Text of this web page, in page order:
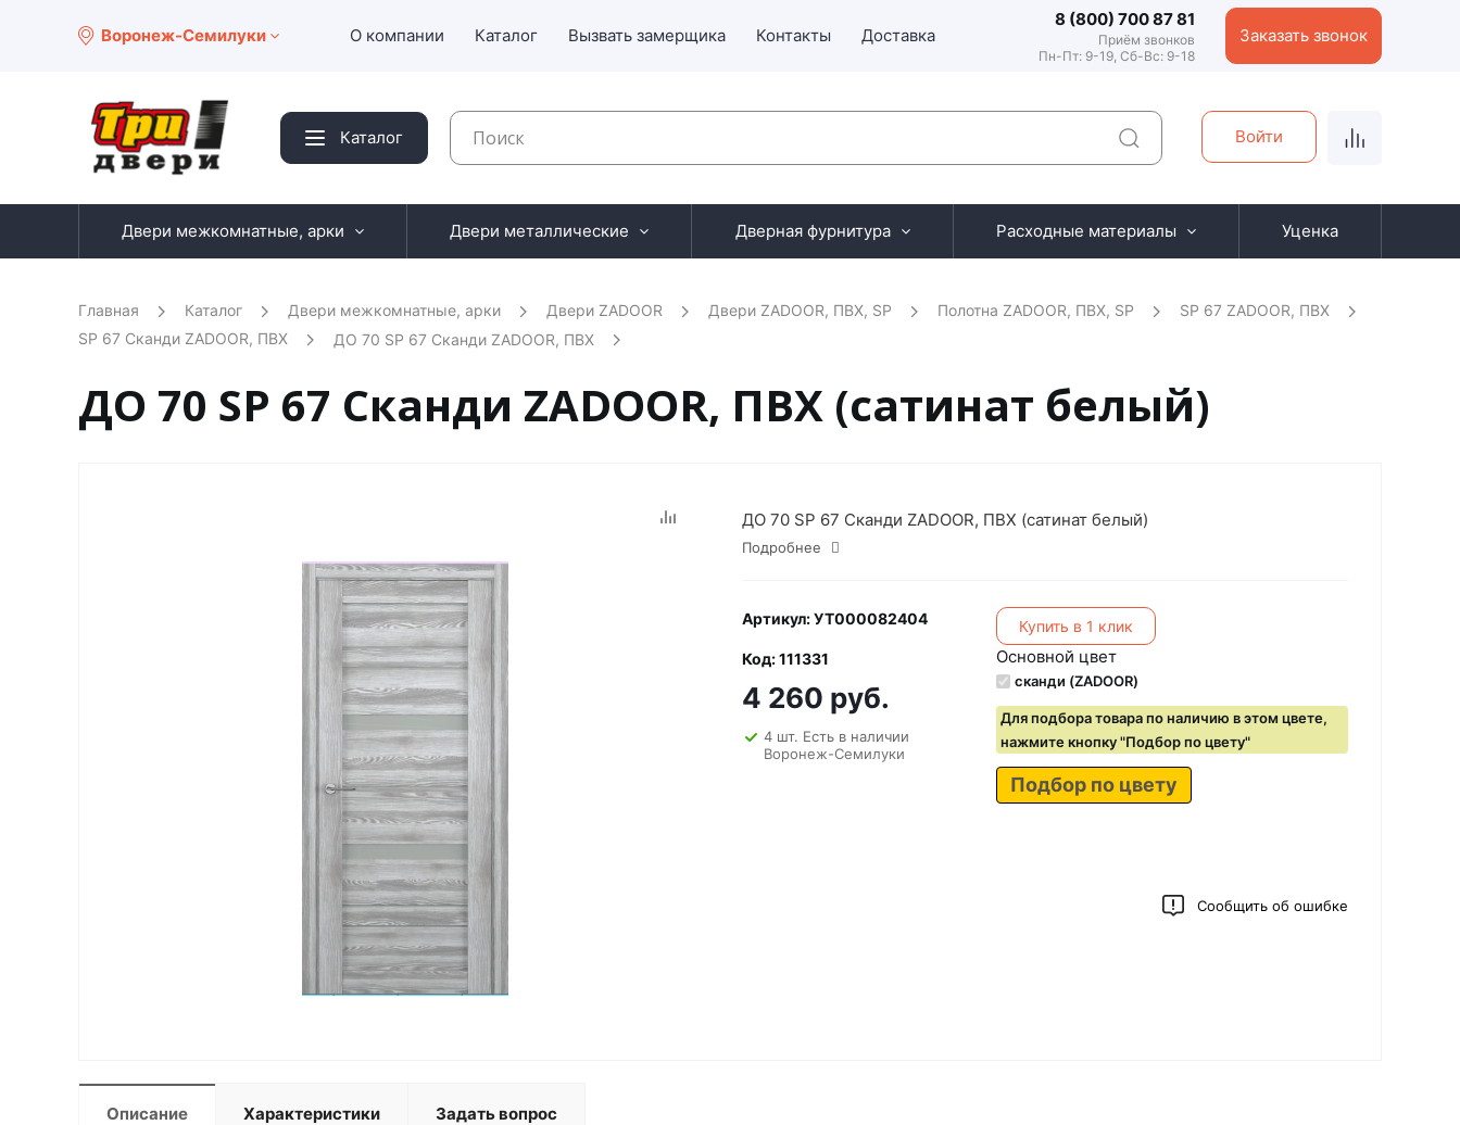
Воронеж-Семилуки О компании Каталог Вызвать замерщика Контакты Доставка
8 (800) 700 87 81
Приём звонков
Пн-Пт: 9-19, Сб-Вс: 9-18
Заказать звонок
Каталог Войти
Двери межкомнатные, арки Двери металлические Дверная фурнитура Расходные материалы Уценка
Главная Каталог Двери межкомнатные, арки Двери ZADOOR Двери ZADOOR, ПВХ, SP Полотна ZADOOR, ПВХ, SP
SP 67 ZADOOR, ПВХ
SP 67 Сканди ZADOOR, ПВХ
ДО 70 SP 67 Сканди ZADOOR, ПВХ
ДО 70 SP 67 Сканди ZADOOR, ПВХ (сатинат белый)
ДО 70 SP 67 Сканди ZADOOR, ПВХ (сатинат белый)
Подробнее
Артикул: УТ000082404
Код: 111331
4 260 руб.
4 шт. Есть в наличии
Воронеж-Семилуки
Купить в 1 клик
Основной цвет
сканди (ZADOOR)
Для подбора товара по наличию в этом цвете,
нажмите кнопку "Подбор по цвету"
Подбор по цвету
Сообщить об ошибке
Описание Характеристики Задать вопрос